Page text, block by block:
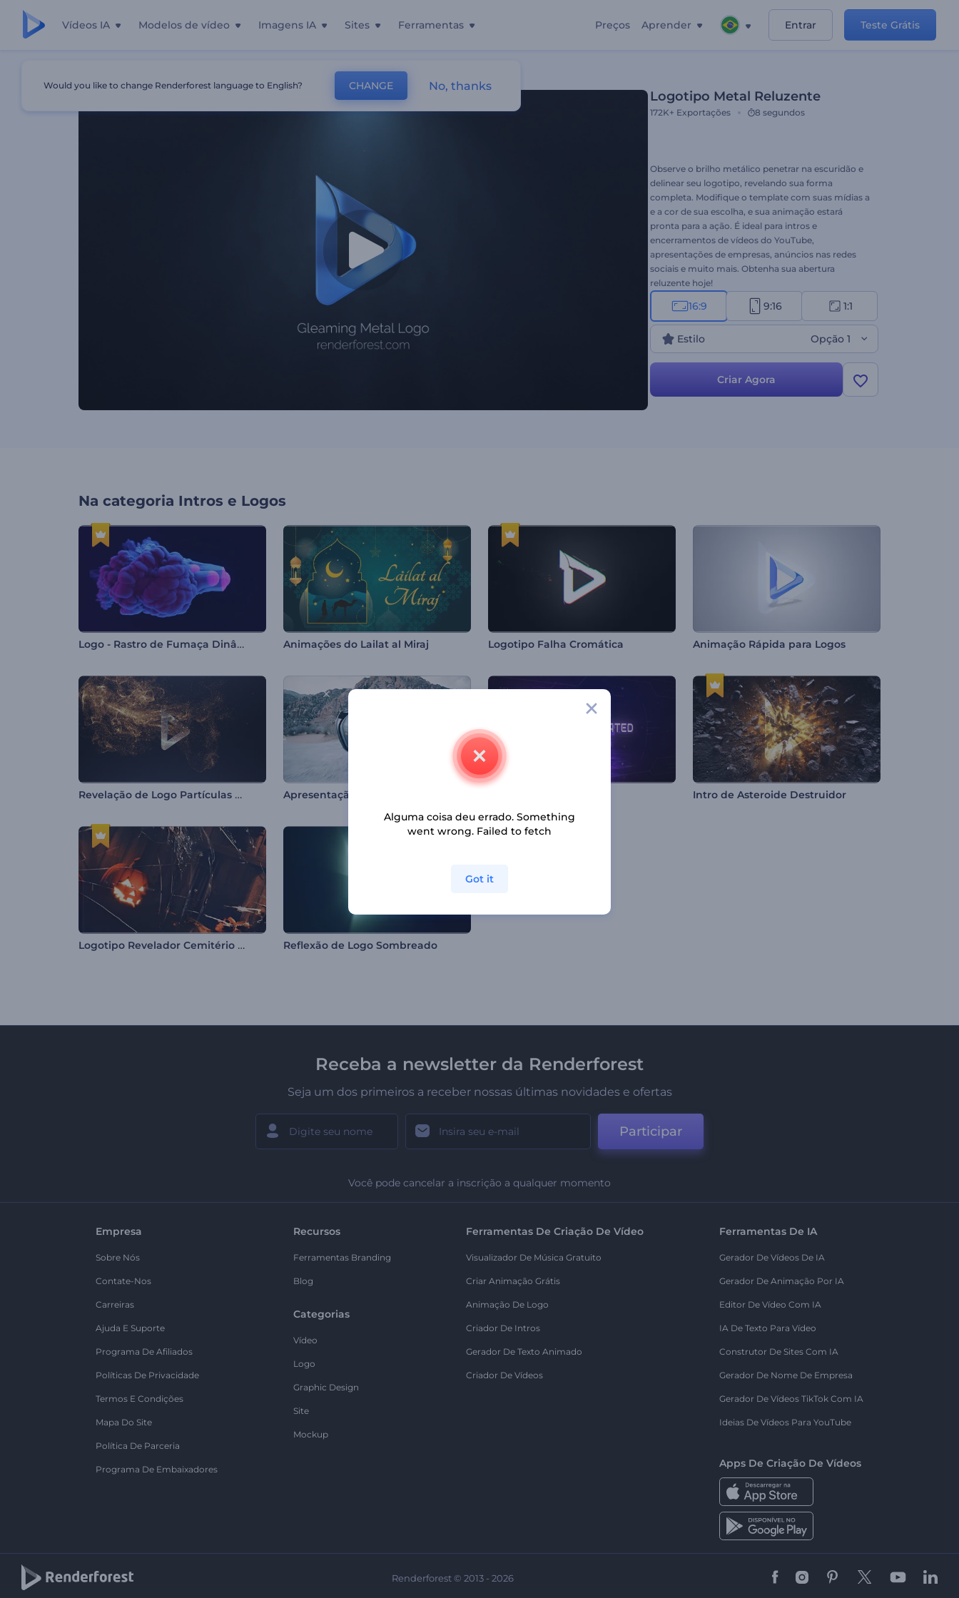
Vídeos IA Modelos de vídeo Imagens IA Sites Ferramentas Preços Aprender Entrar Teste Grátis
Logotipo Metal Reluzente
172K+ Exportações 8 segundos
Observe o brilho metálico penetrar na escuridão e
delinear seu logotipo, revelando sua forma
completa. Modifique o template com suas mídias a
e a cor de sua escolha, e sua animação estará
pronta para a ação. É ideal para intros e
encerramentos de vídeos do YouTube,
apresentações de empresas, anúncios nas redes
sociais e muito mais. Obtenha sua abertura
reluzente hoje!
16:9 9:16 1:1
Estilo Opção 1
Criar Agora
Na categoria Intros e Logos
Logo - Rastro de Fumaça Dinâmico Animações do Lailat al Miraj Logotipo Falha Cromática Animação Rápida para Logos
Revelação de Logo Partículas Douradas Intro de Asteroide Destruidor
Logotipo Revelador Cemitério Halloween Reflexão de Logo Sombreado
Receba a newsletter da Renderforest
Seja um dos primeiros a receber nossas últimas novidades e ofertas
Participar
Você pode cancelar a inscrição a qualquer momento
Empresa
Sobre Nós
Contate-Nos
Carreiras
Ajuda E Suporte
Programa De Afiliados
Políticas De Privacidade
Termos E Condições
Mapa Do Site
Política De Parceria
Programa De Embaixadores
Recursos
Ferramentas Branding
Blog
Categorias
Vídeo
Logo
Graphic Design
Site
Mockup
Ferramentas De Criação De Vídeo
Visualizador De Música Gratuito
Criar Animação Grátis
Animação De Logo
Criador De Intros
Gerador De Texto Animado
Criador De Vídeos
Ferramentas De IA
Gerador De Vídeos De IA
Gerador De Animação Por IA
Editor De Vídeo Com IA
IA De Texto Para Vídeo
Construtor De Sites Com IA
Gerador De Nome De Empresa
Gerador De Vídeos TikTok Com IA
Ideias De Vídeos Para YouTube
Apps De Criação De Vídeos
Renderforest © 2013 - 2026
Would you like to change Renderforest language to English? CHANGE No, thanks
Alguma coisa deu errado. Something
went wrong. Failed to fetch
Got it